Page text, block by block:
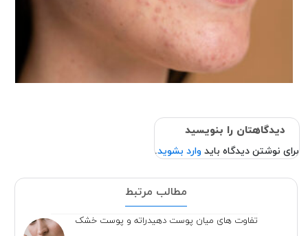
دیدگاهتان را بنویسید
برای نوشتن دیدگاه باید وارد بشوید.
مطالب مرتبط
تفاوت های میان پوست دهیدراته و پوست خشک